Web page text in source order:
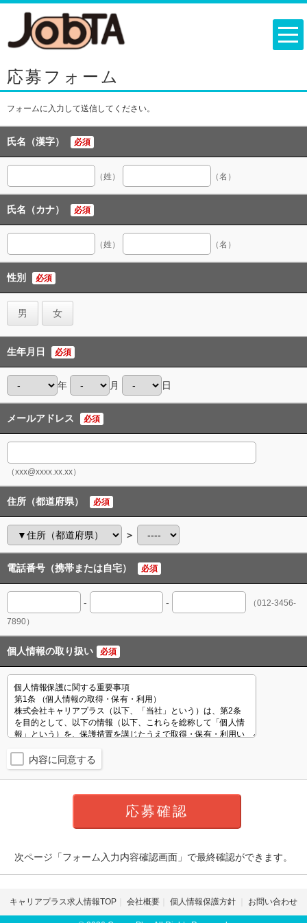
応募フォーム
フォームに入力して送信してください。
氏名（漢字） 必須
（姓） （名）
氏名（カナ） 必須
（姓） （名）
性別 必須
男 女
生年月日 必須
年 月 日
メールアドレス 必須
（xxx@xxxx.xx.xx）
住所（都道府県） 必須
＞
電話番号（携帯または自宅） 必須
- -
（012-3456-
7890）
個人情報の取り扱い 必須
内容に同意する
次ページ「フォーム入力内容確認画面」で最終確認ができます。
キャリアプラス求人情報TOP 会社概要 個人情報保護方針 お問い合わせ